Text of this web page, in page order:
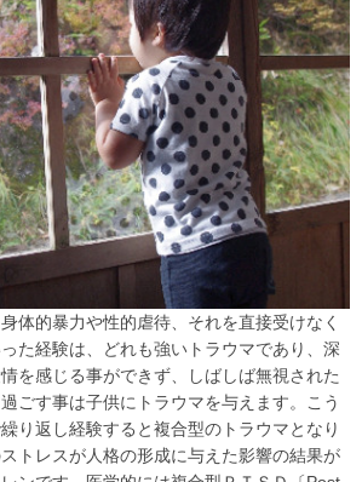
体的暴力や性的虐待、それを直接受けなく
た経験は、どれも強いトラウマであり、深
を感じる事ができず、しばしば無視された
ごす事は子供にトラウマを与えます。こう
り返し経験すると複合型のトラウマとなり
トレスが人格の形成に与えた影響の結果が